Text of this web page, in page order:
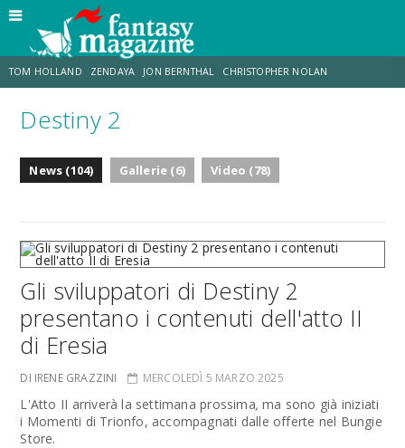
TOM HOLLAND ZENDAYA JON BERNTHAL CHRISTOPHER NOLAN
STRANIMONDI LUCCA COMICS & GAMES
Destiny 2
News (104) Gallerie (6) Video (78)
Gli sviluppatori di Destiny 2
presentano i contenuti dell'atto II
di Eresia
DI IRENE GRAZZINI MERCOLEDÌ 5 MARZO 2025
L'Atto II arriverà la settimana prossima,ma sono già iniziati
i Momenti di Trionfo, accompagnati dalle offerte nel Bungie
Store.